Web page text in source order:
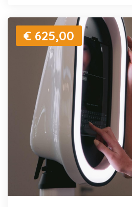
€ 625,00